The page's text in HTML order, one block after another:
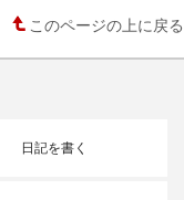
このページの上に戻る
日記を書く